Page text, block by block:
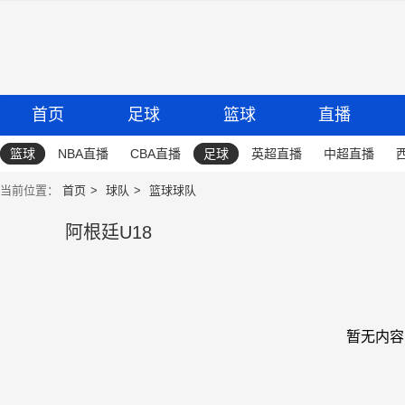
首页 足球 篮球 直播
篮球 NBA直播 CBA直播 足球 英超直播 中超直播
当前位置： 首页 球队 篮球球队
阿根廷U18
暂无内容